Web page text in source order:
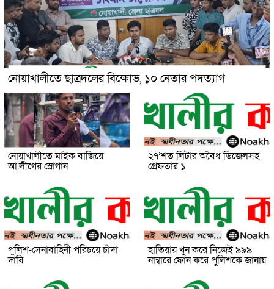
নোয়াখালীতে ছাত্রদলের বিক্ষোভ, ১০ নেতার পদত্যাগ
নোয়াখালীতে মাইক বাজিয়ে
আ.লীগের স্লোগান
২৭’শত লিটার অবৈধ ডিজেলসহ
গ্রেফতার ১
পুলিশ-সেনাবাহিনী পরিচয়ে চাঁদা
দাবি
হাতিয়ায় খুন করে নিজেই ৯৯৯
নাম্বারে ফোন করে পুলিশকে জানায়